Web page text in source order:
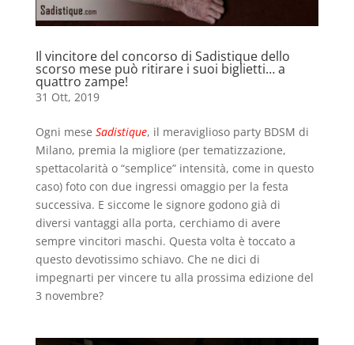
Il vincitore del concorso di Sadistique dello
scorso mese può ritirare i suoi biglietti… a
quattro zampe!
31 Ott, 2019
Ogni mese Sadistique, il meraviglioso party BDSM di
Milano, premia la migliore (per tematizzazione,
spettacolarità o “semplice” intensità, come in questo
caso) foto con due ingressi omaggio per la festa
successiva. E siccome le signore godono già di
diversi vantaggi alla porta, cerchiamo di avere
sempre vincitori maschi. Questa volta è toccato a
questo devotissimo schiavo. Che ne dici di
impegnarti per vincere tu alla prossima edizione del
3 novembre?